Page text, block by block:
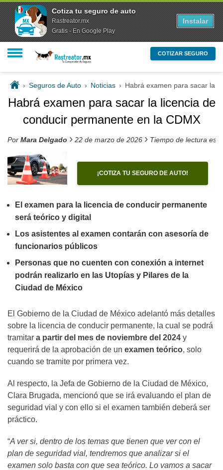
COTIZAR SEGURO
› Seguros de Auto › Noticias › Habrá examen para sacar la
Habrá examen para sacar la licencia de
conducir permanente en la CDMX
Por Mara Delgado › 22 de marzo de 2026 › Tiempo de lectura
¡COTIZA TU SEGURO DE AUTO!
El examen para la licencia de conducir permanente
será teórico y digital
Los asistentes al examen contarán con asesoría de
funcionarios públicos
Personas que no cuenten con conexión a internet
podrán realizarlo en las Utopías y Pilares de la
Ciudad de México
El Gobierno de la Ciudad de México adelantó más detalles
sobre la licencia de conducir permanente, la cual se podrá
tramitar a partir del mes de noviembre del 2024 y
requerirá de la aprobación de un examen teórico, solo
cuando se tramite por primera vez.
Al respecto, la Jefa de Gobierno de la Ciudad de México,
Clara Brugada, mencionó que se irá evaluando el plan de
seguridad vial y con ello si el examen también deberá ser
práctico.
“A ver si, dentro de los temas que tienen que ver con el
plan de seguridad vial, tendremos que analizar si el
examen solo basta con que sea teórico. Lo vamos a sacar
Cotiza tu seguro de auto
Rastreator.mx
Gratis - En Google Play
Instalar